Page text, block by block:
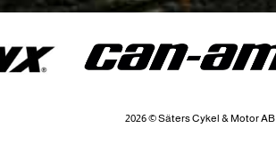
2026 © Säters Cykel & Motor AB